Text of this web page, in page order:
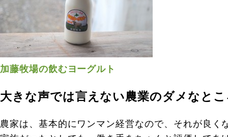
加藤牧場の飲むヨーグルト
大きな声では言えない農業のダメなと
農家は、基本的にワンマン経営なので、それが良く